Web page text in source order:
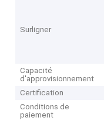
Surligner
Capacité
d'approvisionnement
Certification
Conditions de
paiement